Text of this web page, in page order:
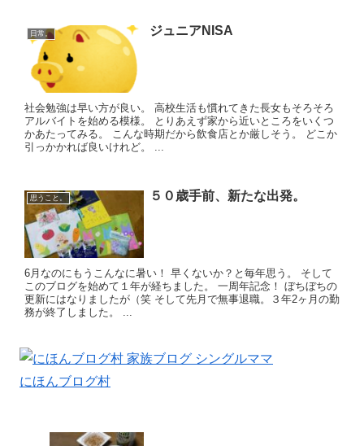
日常。 ジュニアNISA
社会勉強は早い方が良い。 高校生活も慣れてきた長女もそろそろ
アルバイトを始める模様。 とりあえず家から近いところをいくつ
かあたってみる。 こんな時期だから飲食店とか厳しそう。 どこか
引っかかれば良いけれど。 ...
思うこと。 ５０歳手前、新たな出発。
6月なのにもうこんなに暑い！ 早くないか？と毎年思う。 そして
このブログを始めて１年が経ちました。 一周年記念！ ぼちぼちの
更新にはなりましたが（笑 そして先月で無事退職。３年2ヶ月の勤
務が終了しました。 ...
にほんブログ村